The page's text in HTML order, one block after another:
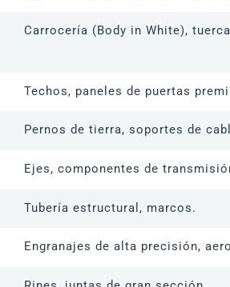
Carrocería (Body in White),
Techos, paneles de puertas
Pernos de tierra, soportes de
Ejes, componentes de
Tubería estructural, marcos.
Engranajes de alta precisión,